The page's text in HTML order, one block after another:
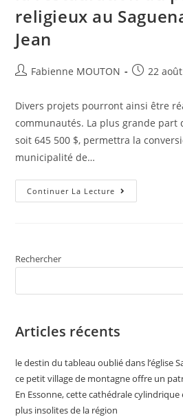
religieux au
Jean
Auteur/autrice
la
publication :
Fabienne MOUTON
Post22
Divers projets pourront ainsi être
communautés. La plus grande part
soit 645 500 $, permettra la
municipalité de…
Continuer La Lecture Québec
Accorde
Patrimoine
Saguenay-
Jean
Rechercher
Articles récents
le destin du tableau oublié dans l’église
ce petit village de montagne offre un
En Essonne, cette cathédrale cylindrique
plus insolites de la région